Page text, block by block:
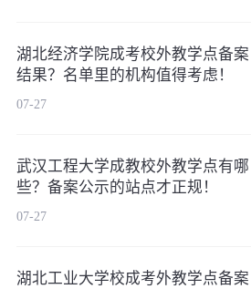
湖北经济学院成考校外教学点备案
结果？名单里的机构值得考虑！
07-27
武汉工程大学成教校外教学点有哪
些？备案公示的站点才正规！
07-27
湖北工业大学校成考外教学点备案